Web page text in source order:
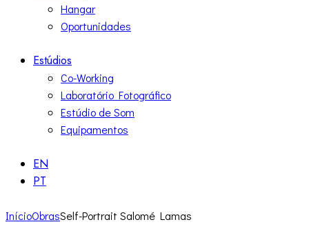
Hangar
Oportunidades
Estúdios
Co-Working
Laboratório Fotográfico
Estúdio de Som
Equipamentos
EN
PT
InícioObrasSelf-Portrait Salomé Lamas